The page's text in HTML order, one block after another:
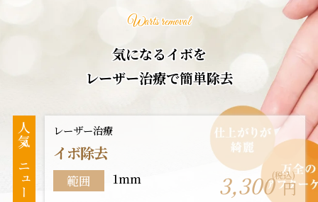
Warts removal
気になるイボを
レーザー治療で簡単除去
人気メニュー レーザー治療
イボ除去
範囲 1mm 3,300 円
(税込)